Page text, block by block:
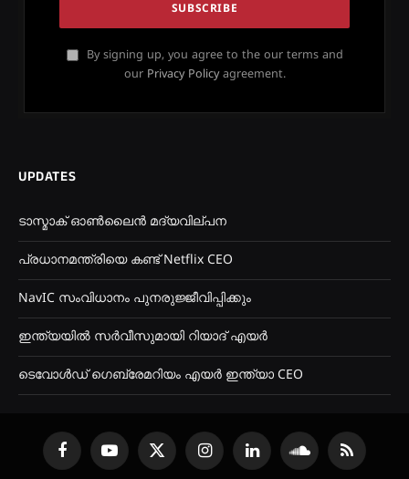
By signing up, you agree to the our terms and
our Privacy Policyagreement.
UPDATES
ടാസ്മാക് ഓൺലൈൻ മദ്യവില്പന
പ്രധാനമന്ത്രിയെ കണ്ട് Netflix CEO
NavIC സംവിധാനം പുനരുജ്ജീവിപ്പിക്കും
ഇന്ത്യയിൽ സർവീസുമായി റിയാദ് എയർ
ടെവോൾഡ് ഗെബ്രേമറിയം എയർ ഇന്ത്യാ CEO
FacebookYouTubeX
(Twitter)
InstagramLinkedInSoundCloud
RSS